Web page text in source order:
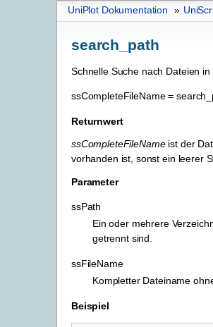
UniPlot Dokumentation »
search_path
Schnelle Suche nach Dateien
ssCompleteFileName =
Returnwert
ssCompleteFileNameist der
vorhanden ist, sonst ein leerer
Parameter
ssPath
Ein oder mehrere
getrennt sind.
ssFileName
Kompletter Dateiname
Beispiel